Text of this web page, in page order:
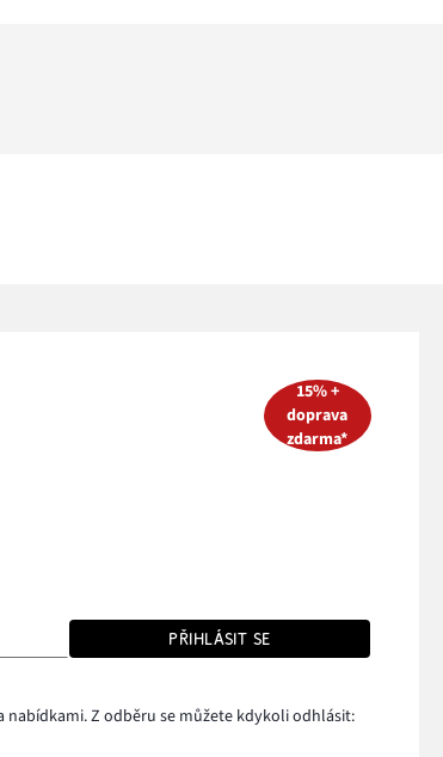
15% +
doprava
zdarma*
PŘIHLÁSIT SE
Z odběru se můžete kdykoli odhlásit: